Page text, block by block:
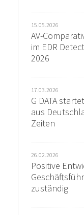
15.05.2026
AV-
im EDR
2026
17.03.2026
G DATA
aus
Zeiten
26.02.2026
Positive
zuständig